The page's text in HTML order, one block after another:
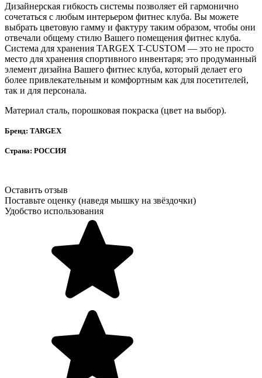
Дизайнерская гибкость системы позволяет ей гармонично
сочетаться с любым интерьером фитнес клуба. Вы можете
выбрать цветовую гамму и фактуру таким образом, чтобы они
отвечали общему стилю Вашего помещения фитнес клуба.
Система для хранения TARGEX T-CUSTOM — это не просто
место для хранения спортивного инвентаря; это продуманный
элемент дизайна Вашего фитнес клуба, который делает его
более привлекательным и комфортным как для посетителей,
так и для персонала.
Материал сталь, порошковая покраска (цвет на выбор).
Бренд: TARGEX
Страна: РОССИЯ
Оставить отзыв
Поставьте оценку (наведя мышку на звёздочки)
Удобство использования